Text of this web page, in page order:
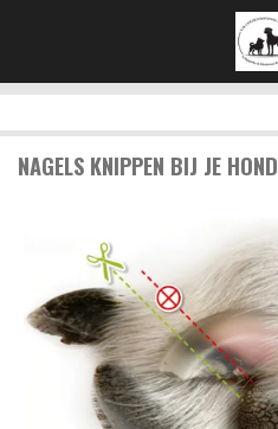
naar
NAGELS KNIPPEN BIJ JE HOND